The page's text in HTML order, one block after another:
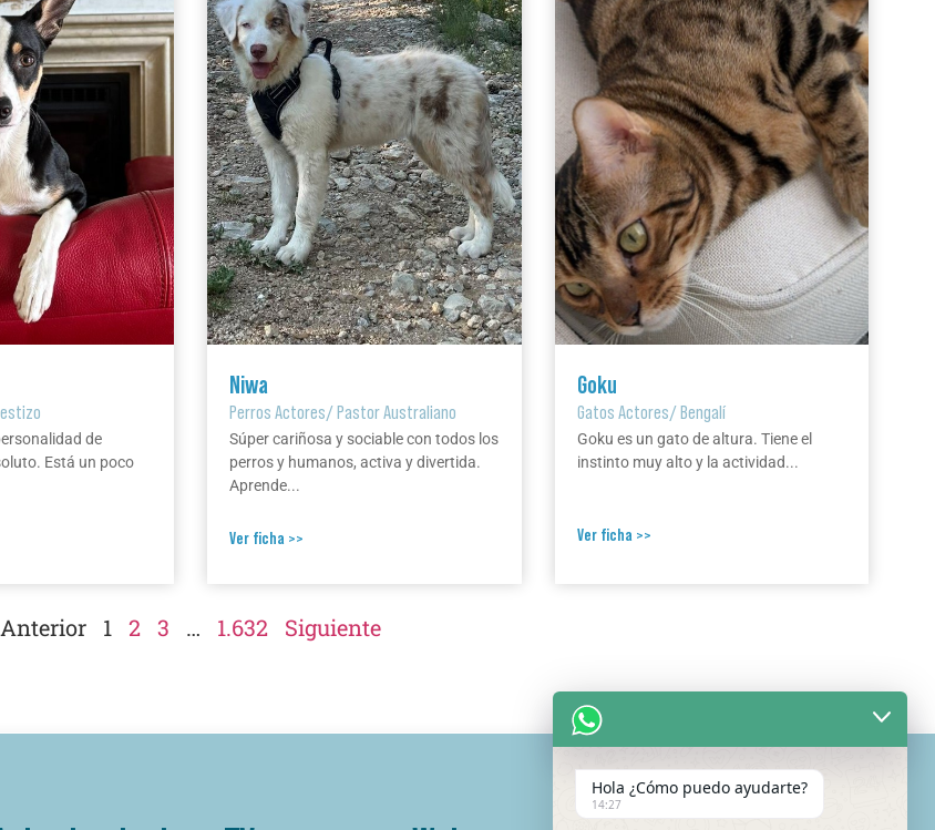
de
Está un poco
Niwa
Perros Actores/Pastor Australiano
Súper cariñosa y sociable con todos los
perros y humanos, activa y divertida.
Aprende...
Ver ficha >>
Goku
Gatos Actores/Bengalí
Goku es un gato de altura. Tiene el
instinto muy alto y la actividad...
Ver ficha >>
Anterior 1 2 3 … 1.632 Siguiente
Hola ¿Cómo puedo ayudarte?
14:27